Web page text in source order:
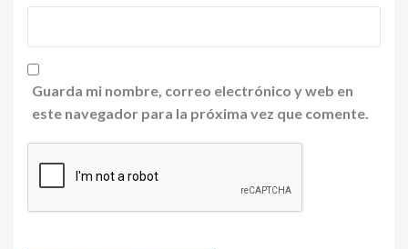
Guarda mi nombre, correo electrónico y web en
este navegador para la próxima vez que comente.